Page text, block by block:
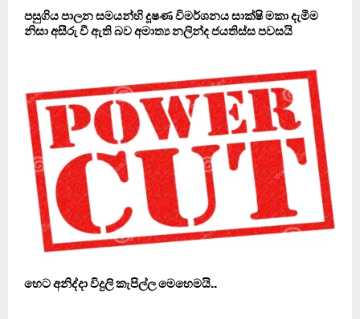
පසුගිය පාලන සමයන්හි දූෂණ විමර්ශනය සාක්ෂි මකා දැමීම
නිසා අසීරු වී ඇති බව අමාත්‍ය නලින්ද ජයතිස්ස පවසයි
හෙට අනිද්දා විදුලි කැපිල්ල මෙහෙමයි..